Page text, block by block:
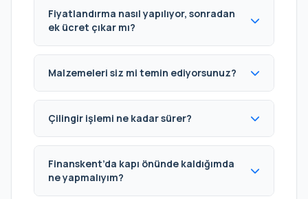
Fiyatlandırma nasıl yapılıyor, sonradan
ek ücret çıkar mı?
Malzemeleri siz mi temin ediyorsunuz?
Çilingir işlemi ne kadar sürer?
Finanskent’da kapı önünde kaldığımda
ne yapmalıyım?